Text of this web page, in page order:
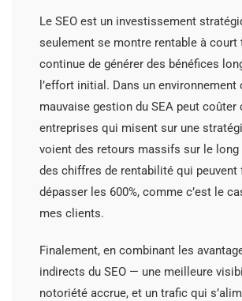
Le SEO est un investissement
seulement se montre rentable à court
continue de générer des bénéfices
l’effort initial. Dans un environnement
mauvaise gestion du SEA peut coûter
entreprises qui misent sur une
voient des retours massifs sur le long
des chiffres de rentabilité qui peuvent
dépasser les 600%, comme c’est le
mes clients.
Finalement, en combinant les
indirects du SEO — une meilleure
notoriété accrue, et un trafic qui